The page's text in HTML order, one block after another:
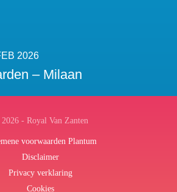
2026
– Milaan
- Royal Van Zanten
voorwaarden Plantum
Disclaimer
Privacy verklaring
Cookies